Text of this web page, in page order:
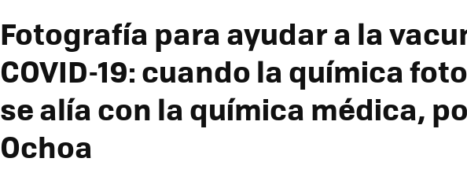
Fotografía para ayudar a la
COVID-19: cuando la química
se alía con la química médica,
Ochoa